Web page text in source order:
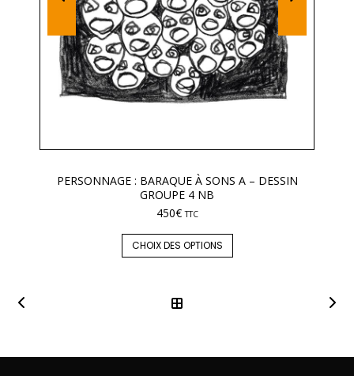
PERSONNAGE : BARAQUE À SONS A – DESSIN
GROUPE 4 NB
450€ TTC
CHOIX DES OPTIONS